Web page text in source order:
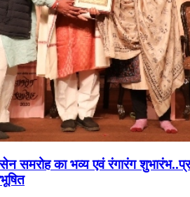
समरोह का भव्य एवं रंगारंग